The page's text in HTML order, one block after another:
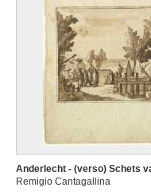
Anderlecht - (verso) Schets
Remigio Cantagallina